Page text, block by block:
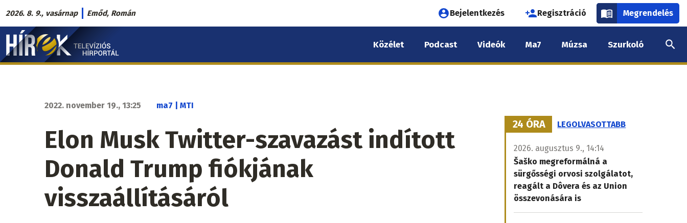
Ugrás
a
tartalomra
2026. 8. 9., vasárnap Emőd, Román
Felhasználói
fiók
menüje
Bejelentkezés Regisztráció Megrendelés
Hírek.sk
fő
Közélet Podcast Videók Ma7 Múzsa Szurkoló
2022. november 19., 13:25 ma7 | MTI
Elon Musk Twitter-szavazást indított
Donald Trump fiókjának
visszaállításáról
24 ÓRA LEGOLVASOTTABB
2026. augusztus 9., 14:14
Šaško megreformálná a
sürgősségi orvosi szolgálatot,
reagált a Dôvera és az Union
összevonására is